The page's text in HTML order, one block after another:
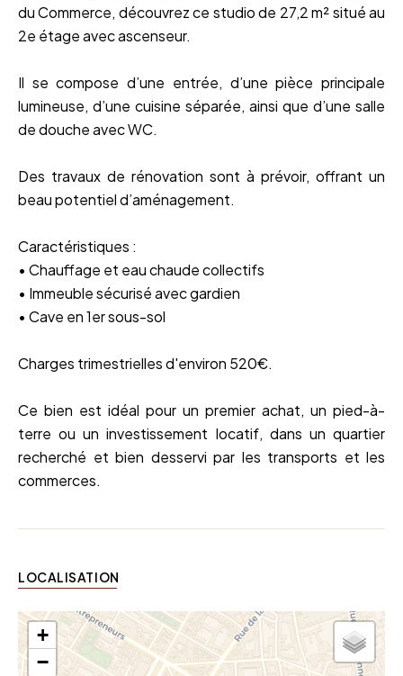
du Commerce, découvrez ce studio de 27,2 m² situé au
2e étage avec ascenseur.
Il se compose d’une entrée, d’une pièce principale
lumineuse, d’une cuisine séparée, ainsi que d’une salle
de douche avec WC.
Des travaux de rénovation sont à prévoir, offrant un
beau potentiel d’aménagement.
Caractéristiques :
• Chauffage et eau chaude collectifs
• Immeuble sécurisé avec gardien
• Cave en 1er sous-sol
Charges trimestrielles d'environ 520€.
Ce bien est idéal pour un premier achat, un pied-à-
terre ou un investissement locatif, dans un quartier
recherché et bien desservi par les transports et les
commerces.
LOCALISATION
+
−